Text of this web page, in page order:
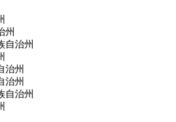
州
自治州
治州
治州
自治州